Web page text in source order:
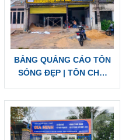
BẢNG QUẢNG CÁO TÔN
SÓNG ĐẸP | TÔN CHỮ
NỔI, CHỮ ĐÈN LED